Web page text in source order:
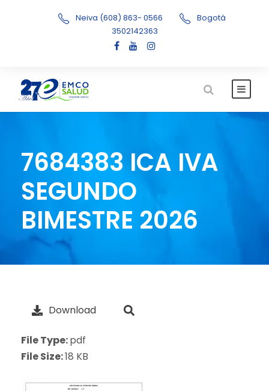
Neiva (608) 863- 0566
Bogotá
3502142363
7684383 ICA IVA
SEGUNDO
BIMESTRE 2026
Download
File Type:pdf
File Size:18 KB